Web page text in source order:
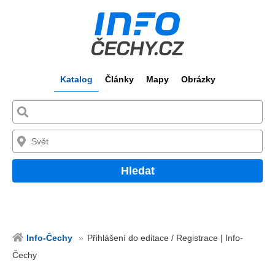
Katalog Články Mapy Obrázky
Hledat
Info-Čechy
Přihlášení do editace / Registrace | Info-
Čechy